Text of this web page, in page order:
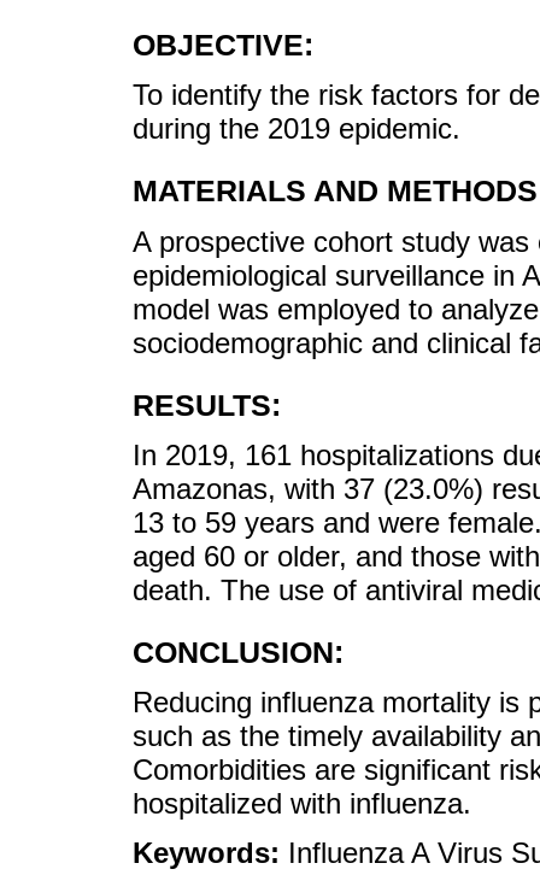
OBJECTIVE:
To identify the risk factors for
during the 2019 epidemic.
MATERIALS AND
A prospective cohort study
epidemiological surveillance in
model was employed to
sociodemographic and clinical
RESULTS:
In 2019, 161 hospitalizations
Amazonas, with 37 (23.0%)
13 to 59 years and were
aged 60 or older, and those
death. The use of antiviral
CONCLUSION:
Reducing influenza mortality is
such as the timely availability
Comorbidities are significant
hospitalized with influenza.
Keywords: Influenza A Virus